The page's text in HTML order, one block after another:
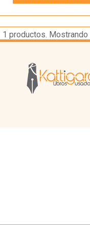
1 productos. Mostrando
Librería Kattigara